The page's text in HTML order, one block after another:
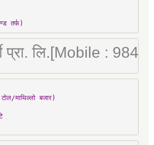
तर्फ)
प्रा. लि.[Mobile :
माथिल्लो बजार)